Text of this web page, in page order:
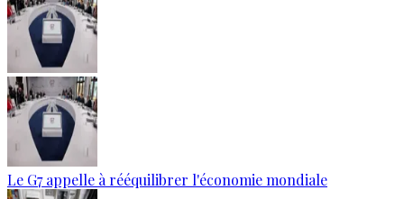
Le G7 appelle à rééquilibrer l'économie mondiale